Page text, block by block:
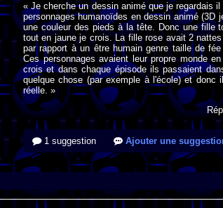
« Je cherche un dessin animé que je regardais
personnages humanoïdes en dessin animé
une couleur des pieds à la tête. Donc une fille
tout en jaune je crois. La fille rose avait 2
par rapport à un être humain genre taille de
Ces personnages avaient leur propre monde
crois et dans chaque épisode ils passaient
quelque chose (par exemple à l'école) et
réelle. »
1 suggestion Ajouter une